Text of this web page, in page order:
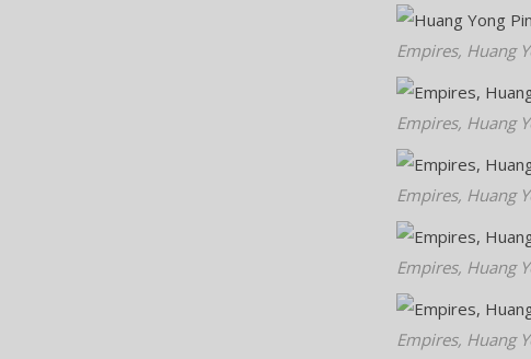
Empires, Huang
Empires, Huang
Empires, Huang
Empires, Huang
Empires, Huang